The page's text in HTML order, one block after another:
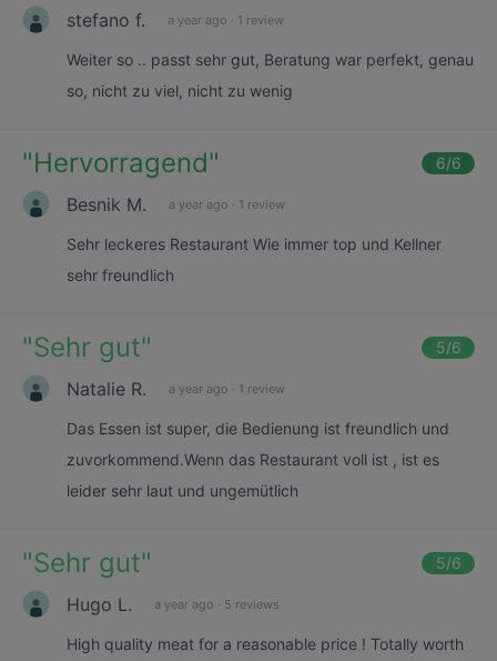
stefano f. a year ago · 1 review
Weiter so .. passt sehr gut, Beratung war perfekt, genau
so, nicht zu viel, nicht zu wenig
"Hervorragend" 6/6
Besnik M. a year ago · 1 review
Sehr leckeres Restaurant Wie immer top und Kellner
sehr freundlich
"Sehr gut" 5/6
Natalie R. a year ago · 1 review
Das Essen ist super, die Bedienung ist freundlich und
zuvorkommend.Wenn das Restaurant voll ist , ist es
leider sehr laut und ungemütlich
"Sehr gut" 5/6
Hugo L. a year ago · 5 reviews
High quality meat for a reasonable price ! Totally worth